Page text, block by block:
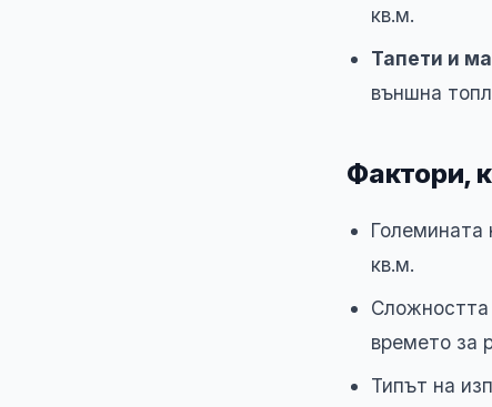
кв.м.
Тапети и
външна
Фактори,
Големината
кв.м.
Сложността
времето за
Типът на